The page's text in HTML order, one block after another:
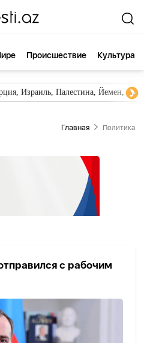
Происшествие Культура
Израиль, Палестина, Йемен,
Главная Политика
с рабочим